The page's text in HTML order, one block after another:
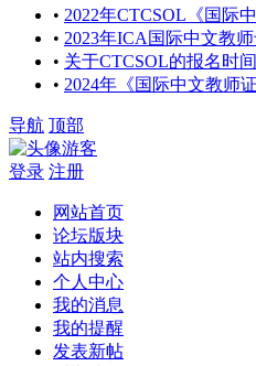
• 2022年CTCSOL《国际
• 2023年ICA国际中文教
• 关于CTCSOL的报名时
• 2024年《国际中文教师
导航 顶部
游客
登录 注册
网站首页
论坛版块
站内搜索
个人中心
我的消息
我的提醒
发表新帖